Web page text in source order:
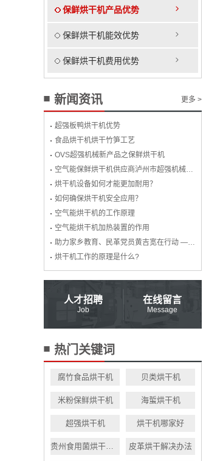
保鲜烘干机产品优势
保鲜烘干机能效优势
保鲜烘干机费用优势
新闻资讯 更多 >
超强板鸭烘干机优势
食品烘干机烘干竹笋工艺
OVS超强机械新产品之保鲜烘干机
空气能保鲜烘干机供应商泸州市超强机械有限公司荣获“2019年度服务质量标杆企业”荣誉称号
烘干机设备如何才能更加耐用？
如何确保烘干机安全应用？
空气能烘干机的工作原理
空气能烘干机加热装置的作用
助力家乡教育、民革党员黄吉宽在行动 ——2021年教师节慰问白节镇教师
烘干机工作的原理是什么?
人才招聘
Job
在线留言
Message
热门关键词
腐竹食品烘干机 贝类烘干机
米粉保鲜烘干机 海蜇烘干机
超强烘干机 烘干机哪家好
贵州食用菌烘干设备 皮革烘干解决办法